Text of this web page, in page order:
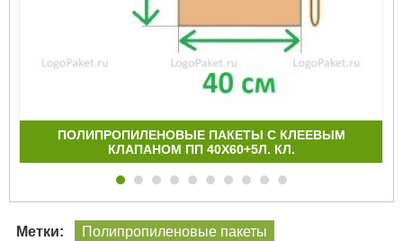
ПОЛИПРОПИЛЕНОВЫЕ ПАКЕТЫ С КЛЕЕВЫМ
КЛАПАНОМ ПП 40Х60+5Л. КЛ.
Метки: Полипропиленовые пакеты